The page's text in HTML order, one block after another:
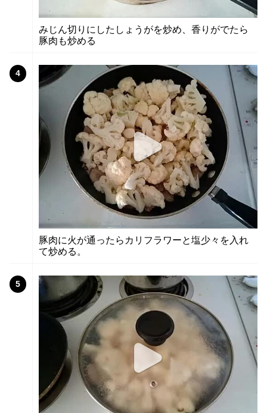
みじん切りにしたしょうがを炒め、香りがでたら
豚肉も炒める
4
豚肉に火が通ったらカリフラワーと塩少々を入れ
て炒める。
5